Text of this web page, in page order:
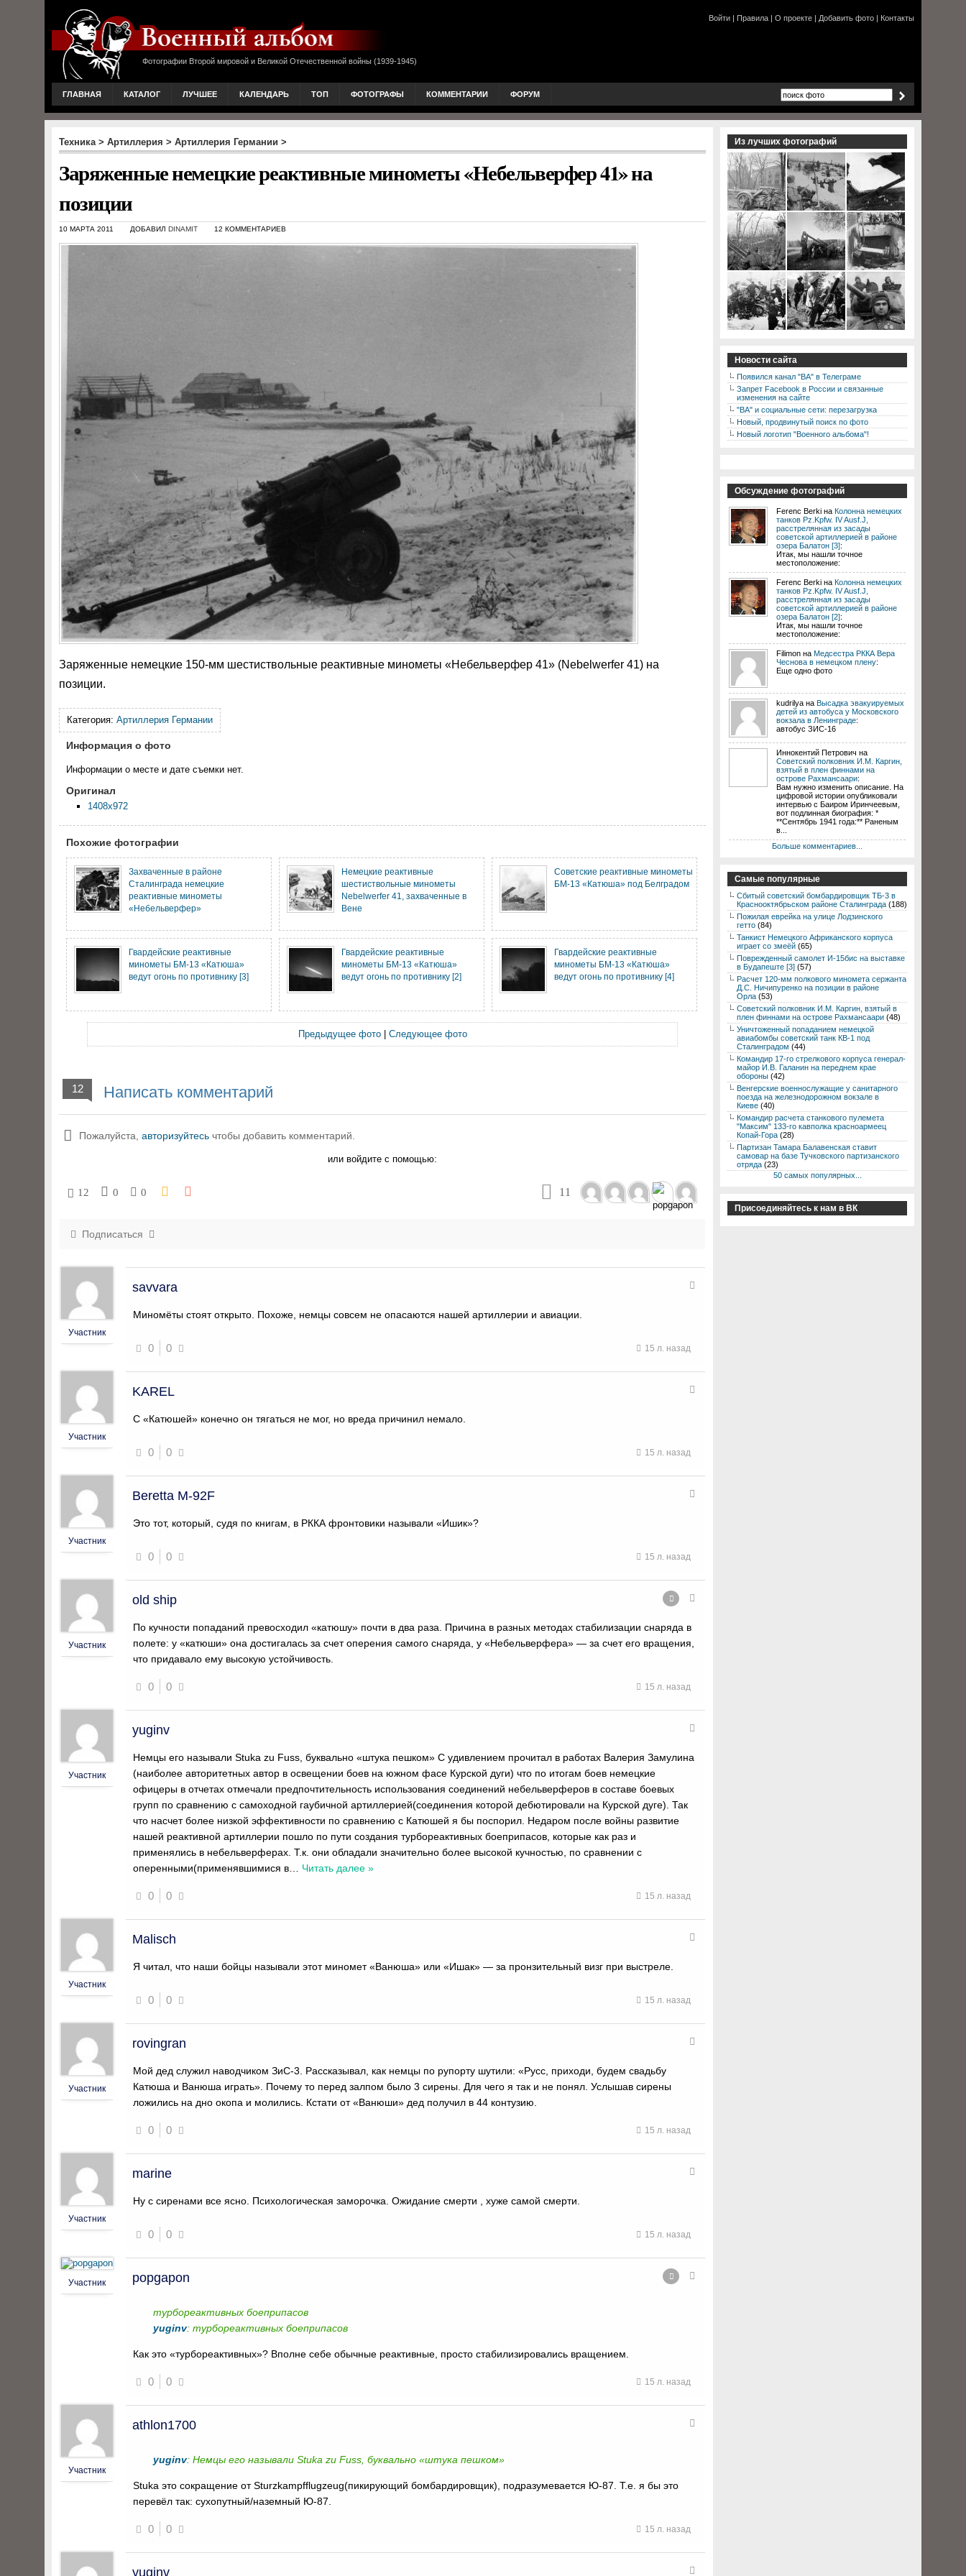
Фотографии Второй мировой и Великой Отечественной войны (1939-1945)
Войти | Правила | О проекте | Добавить фото | Контакты
ГЛАВНАЯ КАТАЛОГ ЛУЧШЕЕ КАЛЕНДАРЬ ТОП ФОТОГРАФЫ КОММЕНТАРИИ ФОРУМ
Техника> Артиллерия > Артиллерия Германии >
Заряженные немецкие реактивные минометы «Небельверфер 41» на
позиции
10 МАРТА 2011 ДОБАВИЛ DINAMIT 12 КОММЕНТАРИЕВ
Заряженные немецкие 150-мм шестиствольные реактивные минометы «Небельверфер 41» (Nebelwerfer 41) на
позиции.
Категория: Артиллерия Германии
Информация о фото
Информации о месте и дате съемки нет.
Оригинал
1408x972
Похожие фотографии
Захваченные в районе
Сталинграда немецкие
реактивные минометы
«Небельверфер»
Немецкие реактивные
шестиствольные минометы
Nebelwerfer 41, захваченные в
Вене
Советские реактивные минометы
БМ-13 «Катюша» под Белградом
Гвардейские реактивные
минометы БМ-13 «Катюша»
ведут огонь по противнику [3]
Гвардейские реактивные
минометы БМ-13 «Катюша»
ведут огонь по противнику [2]
Гвардейские реактивные
минометы БМ-13 «Катюша»
ведут огонь по противнику [4]
Предыдущее фото| Следующее фото
12 Написать комментарий
Пожалуйста, авторизуйтесь чтобы добавить комментарий.
или войдите с помощью:
12 0 0 11
Подписаться
Участник
savvara
Миномёты стоят открыто. Похоже, немцы совсем не опасаются нашей артиллерии и авиации.
0 0 15 л. назад
Участник
KAREL
С «Катюшей» конечно он тягаться не мог, но вреда причинил немало.
0 0 15 л. назад
Участник
Beretta M-92F
Это тот, который, судя по книгам, в РККА фронтовики называли «Ишик»?
0 0 15 л. назад
Участник
old ship
По кучности попаданий превосходил «катюшу» почти в два раза. Причина в разных методах стабилизации снаряда в
полете: у «катюши» она достигалась за счет оперения самого снаряда, у «Небельверфера» — за счет его вращения,
что придавало ему высокую устойчивость.
0 0 15 л. назад
Участник
yuginv
Немцы его называли Stuka zu Fuss, буквально «штука пешком» С удивлением прочитал в работах Валерия Замулина
(наиболее авторитетных автор в освещении боев на южном фасе Курской дуги) что по итогам боев немецкие
офицеры в отчетах отмечали предпочтительность использования соединений небельверферов в составе боевых
групп по сравнению с самоходной гаубичной артиллерией(соединения которой дебютировали на Курской дуге). Так
что насчет более низкой эффективности по сравнению с Катюшей я бы поспорил. Недаром после войны развитие
нашей реактивной артиллерии пошло по пути создания турбореактивных боеприпасов, которые как раз и
применялись в небельверферах. Т.к. они обладали значительно более высокой кучностью, по сравнении с
оперенными(применявшимися в
Читать далее »
0 0 15 л. назад
Участник
Malisch
Я читал, что наши бойцы называли этот миномет «Ванюша» или «Ишак» — за пронзительный визг при выстреле.
0 0 15 л. назад
Участник
rovingran
Мой дед служил наводчиком ЗиС-3. Рассказывал, как немцы по рупорту шутили: «Русс, приходи, будем свадьбу
Катюша и Ванюша играть». Почему то перед залпом было 3 сирены. Для чего я так и не понял. Услышав сирены
ложились на дно окопа и молились. Кстати от «Ванюши» дед получил в 44 контузию.
0 0 15 л. назад
Участник
marine
Ну с сиренами все ясно. Психологическая заморочка. Ожидание смерти , хуже самой смерти.
0 0 15 л. назад
Участник popgapon
турбореактивных боеприпасов
yuginv: турбореактивных боеприпасов
Как это «турбореактивных»? Вполне себе обычные реактивные, просто стабилизировались вращением.
0 0 15 л. назад
Участник
athlon1700
yuginv: Немцы его называли Stuka zu Fuss, буквально «штука пешком»
Stuka это сокращение от Sturzkampfflugzeug(пикирующий бомбардировщик), подразумевается Ю-87. Т.е. я бы это
перевёл так: сухопутный/наземный Ю-87.
0 0 15 л. назад
yuginv
Из лучших фотографий
Новости сайта
Появился канал "ВА" в Телеграме
Запрет Facebook в России и связанные
изменения на сайте
"ВА" и социальные сети: перезагрузка
Новый, продвинутый поиск по фото
Новый логотип "Военного альбома"!
Обсуждение фотографий
Ferenc Berki на Колонна немецких
танков Pz.Kpfw. IV Ausf.J,
расстрелянная из засады
советской артиллерией в районе
озера Балатон [3]:
Итак, мы нашли точное
местоположение:
Ferenc Berki на Колонна немецких
танков Pz.Kpfw. IV Ausf.J,
расстрелянная из засады
советской артиллерией в районе
озера Балатон [2]:
Итак, мы нашли точное
местоположение:
Filimon на Медсестра РККА Вера
Чеснова в немецком плену:
Еще одно фото
kudrilya на Высадка эвакуируемых
детей из автобуса у Московского
вокзала в Ленинграде:
автобус ЗИС-16
Иннокентий Петрович на
Советский полковник И.М. Каргин,
взятый в плен финнами на
острове Рахмансаари:
Вам нужно изменить описание. На
цифровой истории опубликовали
интервью с Баиром Иринчеевым,
вот подлинная биография: *
**Сентябрь 1941 года:** Раненым
в...
Больше комментариев...
Самые популярные
Сбитый советский бомбардировщик ТБ-3 в
Краснооктябрьском районе Сталинграда (188)
Пожилая еврейка на улице Лодзинского
гетто (84)
Танкист Немецкого Африканского корпуса
играет со змеёй (65)
Поврежденный самолет И-15бис на выставке
в Будапеште [3] (57)
Расчет 120-мм полкового миномета сержанта
Д.С. Ничипуренко на позиции в районе
Орла (53)
Советский полковник И.М. Каргин, взятый в
плен финнами на острове Рахмансаари (48)
Уничтоженный попаданием немецкой
авиабомбы советский танк КВ-1 под
Сталинградом (44)
Командир 17-го стрелкового корпуса генерал-
майор И.В. Галанин на переднем крае
обороны (42)
Венгерские военнослужащие у санитарного
поезда на железнодорожном вокзале в
Киеве (40)
Командир расчета станкового пулемета
"Максим" 133-го кавполка красноармеец
Копай-Гора (28)
Партизан Тамара Балавенская ставит
самовар на базе Тучковского партизанского
отряда (23)
50 самых популярных...
Присоединяйтесь к нам в ВК